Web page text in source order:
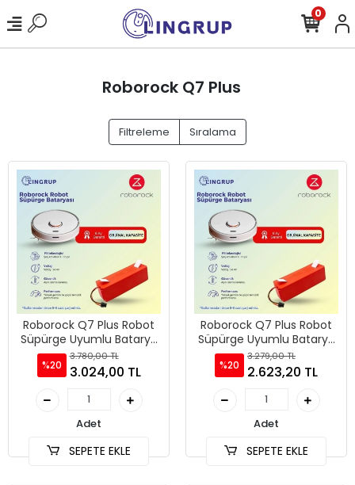
0
Roborock Q7 Plus
Filtreleme Sıralama
Roborock Q7 Plus Robot
Süpürge Uyumlu Batarya
7000 mAh -
%20
3.780,00 TL
3.024,00 TL
Adet
SEPETE EKLE
Roborock Q7 Plus Robot
Süpürge Uyumlu Batarya
6400 mAh -
%20
3.279,00 TL
2.623,20 TL
Adet
SEPETE EKLE